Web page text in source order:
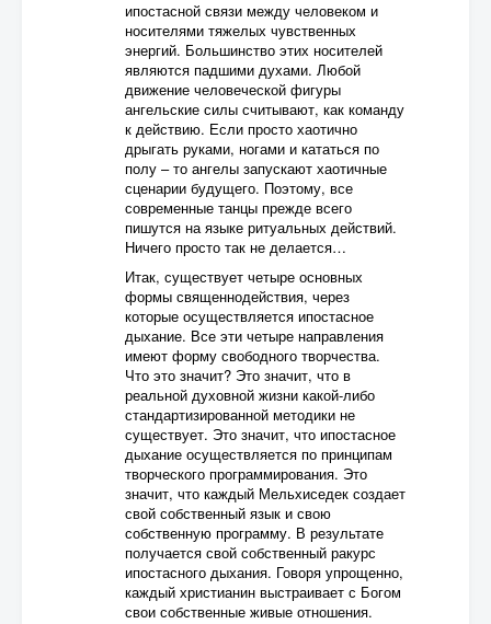
ипостасной связи между человеком и
носителями тяжелых чувственных
энергий. Большинство этих носителей
являются падшими духами. Любой
движение человеческой фигуры
ангельские силы считывают, как команду
к действию. Если просто хаотично
дрыгать руками, ногами и кататься по
полу – то ангелы запускают хаотичные
сценарии будущего. Поэтому, все
современные танцы прежде всего
пишутся на языке ритуальных действий.
Ничего просто так не делается…
Итак, существует четыре основных
формы священнодействия, через
которые осуществляется ипостасное
дыхание. Все эти четыре направления
имеют форму свободного творчества.
Что это значит? Это значит, что в
реальной духовной жизни какой-либо
стандартизированной методики не
существует. Это значит, что ипостасное
дыхание осуществляется по принципам
творческого программирования. Это
значит, что каждый Мельхиседек создает
свой собственный язык и свою
собственную программу. В результате
получается свой собственный ракурс
ипостасного дыхания. Говоря упрощенно,
каждый христианин выстраивает с Богом
свои собственные живые отношения.